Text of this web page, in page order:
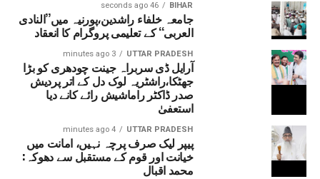
BIHAR
46 seconds ago
جامعہ خلفاء راشدین،پورنیہ میں’’النادی
العربی‘‘ کے تعلیمی پروگرام کا انعقاد
UTTAR PRADESH
3 minutes ago
آرایل ڈی سربراہ جینت چودھری کو بڑا
جھٹکا،راشٹریہ لوک دل کے اتر پردیش
صدر ڈاکٹر راماشیش رائے کانے دیا
استعفیٰ
UTTAR PRADESH
4 minutes ago
پیپر لیک صرف پرچہ نہیں، امانت میں
خیانت اور قوم کے مستقبل سے دھوکہ:
محمد اقبال